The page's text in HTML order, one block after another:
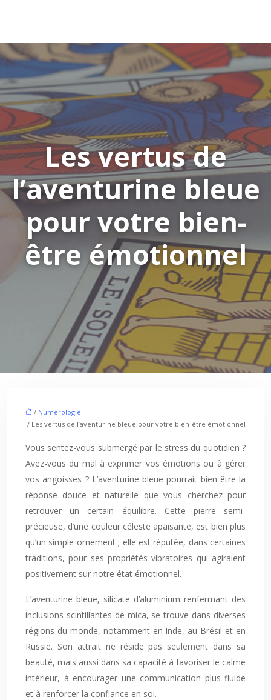
Les vertus de
l’aventurine bleue
pour votre bien-
être émotionnel
/ Numérologie
/ Les vertus de l’aventurine bleue pour votre bien-être émotionnel
Vous sentez-vous submergé par le stress du quotidien ?
Avez-vous du mal à exprimer vos émotions ou à gérer
vos angoisses ? L’aventurine bleue pourrait bien être la
réponse douce et naturelle que vous cherchez pour
retrouver un certain équilibre. Cette pierre semi-
précieuse, d’une couleur céleste apaisante, est bien plus
qu’un simple ornement ; elle est réputée, dans certaines
traditions, pour ses propriétés vibratoires qui agiraient
positivement sur notre état émotionnel.
L’aventurine bleue, silicate d’aluminium renfermant des
inclusions scintillantes de mica, se trouve dans diverses
régions du monde, notamment en Inde, au Brésil et en
Russie. Son attrait ne réside pas seulement dans sa
beauté, mais aussi dans sa capacité à favoriser le calme
intérieur, à encourager une communication plus fluide
et à renforcer la confiance en soi.